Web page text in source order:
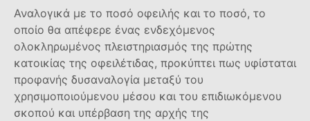
Αναλογικά με το ποσό οφειλής και το ποσό, το
οποίο θα απέφερε ένας ενδεχόμενος
ολοκληρωμένος πλειστηριασμός της πρώτης
κατοικίας της οφειλέτιδας, προκύπτει πως υφίσταται
προφανής δυσαναλογία μεταξύ του
χρησιμοποιούμενου μέσου και του επιδιωκόμενου
σκοπού και υπέρβαση της αρχής της